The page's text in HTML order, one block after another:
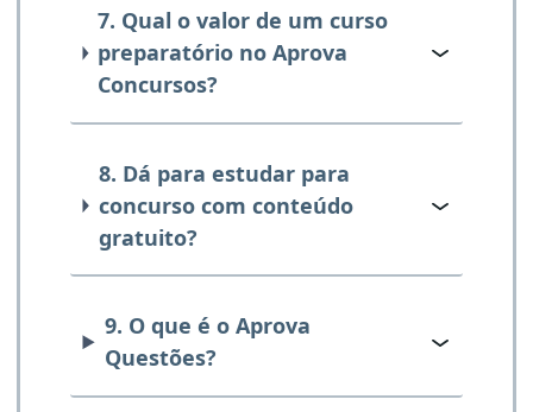
7. Qual o valor de um curso
preparatório no Aprova
Concursos?
8. Dá para estudar para
concurso com conteúdo
gratuito?
9. O que é o Aprova
Questões?